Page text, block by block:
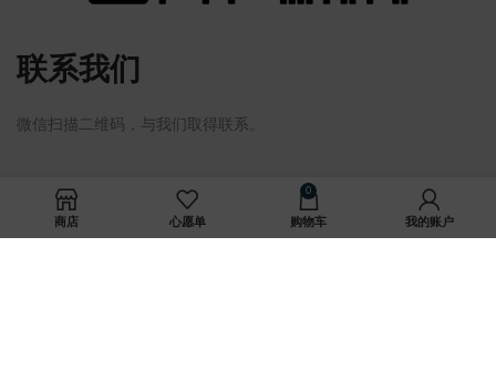
联系我们
微信扫描二维码，与我们取得联系。
Copyright © 深圳艾谷思科技有限公司 版权所有 备案号：粤ICP备
2022024571号-1
商店 心愿单
0
购物车 我的账户